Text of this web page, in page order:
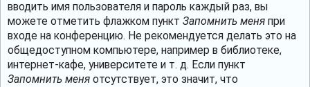
вводить имя пользователя и пароль каждый раз, вы
можете отметить флажком пункт Запомнить меня при
входе на конференцию. Не рекомендуется делать это на
общедоступном компьютере, например в библиотеке,
интернет-кафе, университете и т. д. Если пункт
Запомнить меня отсутствует, это значит, что